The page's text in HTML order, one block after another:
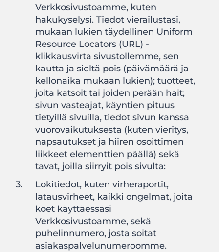
Verkkosivustoamme, kuten
hakukyselysi. Tiedot vierailustasi,
mukaan lukien täydellinen Uniform
Resource Locators (URL) -
klikkausvirta sivustollemme, sen
kautta ja sieltä pois (päivämäärä ja
kellonaika mukaan lukien); tuotteet,
joita katsoit tai joiden perään hait;
sivun vasteajat, käyntien pituus
tietyillä sivuilla, tiedot sivun kanssa
vuorovaikutuksesta (kuten vieritys,
napsautukset ja hiiren osoittimen
liikkeet elementtien päällä) sekä
tavat, joilla siirryit pois sivulta:
Lokitiedot, kuten virheraportit,
latausvirheet, kaikki ongelmat, joita
koet käyttäessäsi
Verkkosivustoamme, sekä
puhelinnumero, josta soitat
asiakaspalvelunumeroomme.